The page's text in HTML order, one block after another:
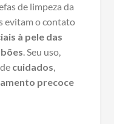
de limpeza da
evitam o contato
à pele das
. Seu uso,
cuidados,
precoce